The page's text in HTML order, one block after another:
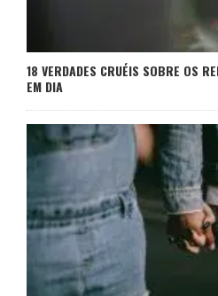
18 VERDADES CRUÉIS SOBRE OS
EM DIA